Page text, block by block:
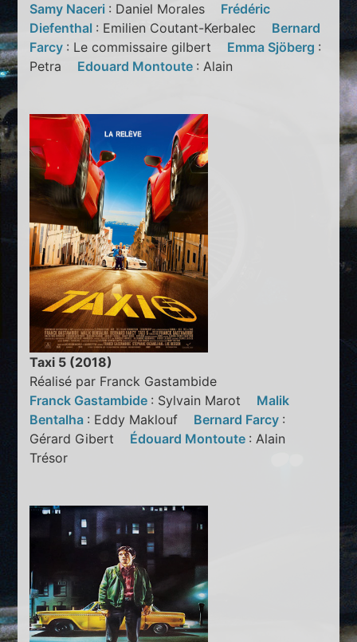
Samy Naceri : Daniel Morales Frédéric
Diefenthal : Emilien Coutant-Kerbalec Bernard
Farcy : Le commissaire gilbert Emma Sjöberg :
Petra Edouard Montoute : Alain
Taxi 5 (2018)
Réalisé par Franck Gastambide
Franck Gastambide : Sylvain Marot Malik
Bentalha : Eddy Maklouf Bernard Farcy :
Gérard Gibert Édouard Montoute : Alain
Trésor